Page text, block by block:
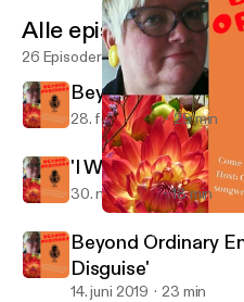
Beyond Ordinary
Alle episoder
26 Episoder
Beyond Ordinary:
28. feb. 2020 29 min
'I Want To Run
30. nov. 2019 18 min
Beyond Ordinary
Disguise'
14. juni 2019 23 min